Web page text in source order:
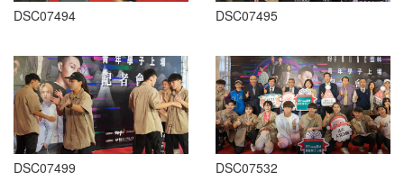
DSC07494 DSC07495
DSC07499 DSC07532